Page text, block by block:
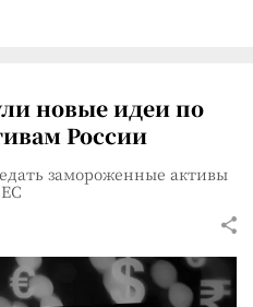
новые идеи по
России
замороженные активы